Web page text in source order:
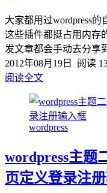
大家都用过wordpress的
这些插件都挺占用内存
发文章都会手动去分享
2012年08月19日
阅读
阅读全文
wordpress
wordpress主题
页定义登录注